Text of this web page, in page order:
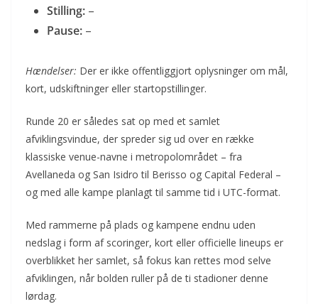
Stilling: –
Pause: –
Hændelser: Der er ikke offentliggjort oplysninger om mål,
kort, udskiftninger eller startopstillinger.
Runde 20 er således sat op med et samlet
afviklingsvindue, der spreder sig ud over en række
klassiske venue-navne i metropolområdet – fra
Avellaneda og San Isidro til Berisso og Capital Federal –
og med alle kampe planlagt til samme tid i UTC-format.
Med rammerne på plads og kampene endnu uden
nedslag i form af scoringer, kort eller officielle lineups er
overblikket her samlet, så fokus kan rettes mod selve
afviklingen, når bolden ruller på de ti stadioner denne
lørdag.